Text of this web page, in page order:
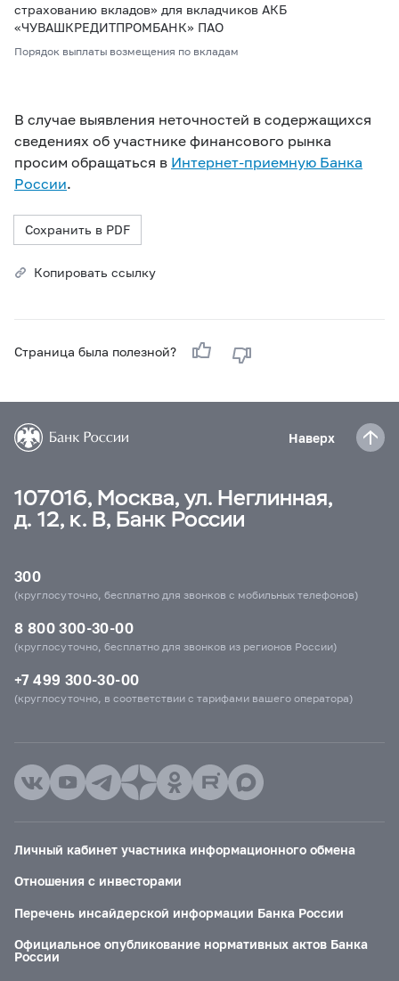
страхованию вкладов» для вкладчиков АКБ
«ЧУВАШКРЕДИТПРОМБАНК» ПАО
Порядок выплаты возмещения по вкладам
В случае выявления неточностей в содержащихся
сведениях об участнике финансового рынка
просим обращаться в Интернет-приемную Банка
России.
Сохранить в PDF
Копировать ссылку
Страница была полезной?
Наверх
107016, Москва, ул. Неглинная,
д. 12, к. В, Банк России
300
(круглосуточно, бесплатно для звонков с мобильных телефонов)
8 800 300-30-00
(круглосуточно, бесплатно для звонков из регионов России)
+7 499 300-30-00
(круглосуточно, в соответствии с тарифами вашего оператора)
Личный кабинет участника информационного обмена
Отношения с инвесторами
Перечень инсайдерской информации Банка России
Официальное опубликование нормативных актов Банка
России